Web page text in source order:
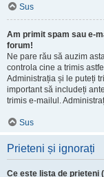
Sus
Am primit spam sau e-
forum!
Ne pare rău să auzim
controla cine a trimis
Administrația și le puteți
important să includeți
trimis e-mailul.
Sus
Prieteni și ignorați
Ce este lista de prieteni